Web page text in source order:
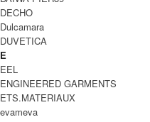
Dulcamara (ドゥ
Dulcamara (ドゥルカ
DECHO
Dulcamara
DUVETICA
E
EEL
ENGINEERED GARMENTS
ETS.MATERIAUX
evameva